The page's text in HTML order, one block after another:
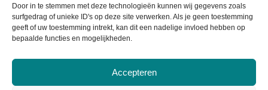
Door in te stemmen met deze technologieën kunnen wij gegevens zoals
surfgedrag of unieke ID's op deze site verwerken. Als je geen toestemming
geeft of uw toestemming intrekt, kan dit een nadelige invloed hebben op
bepaalde functies en mogelijkheden.
Accepteren